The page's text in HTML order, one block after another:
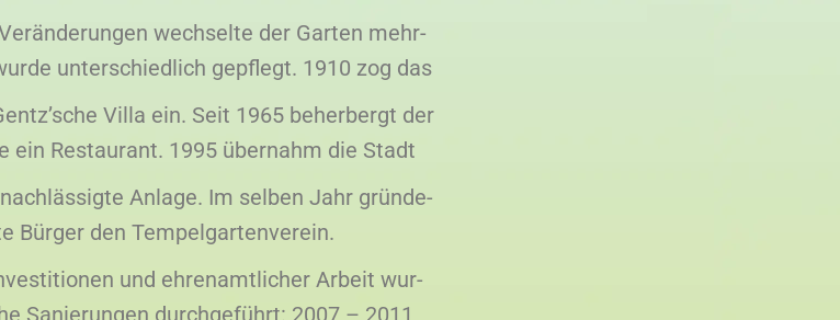
wechselte der Garten mehr-
unterschiedlich gepflegt. 1910 zog das
Villa ein. Seit 1965 beherbergt der
ein Restaurant. 1995 übernahm die Stadt
Anlage. Im selben Jahr gründe-
Bürger den Tempelgartenverein.
und ehrenamtlicher Arbeit wur-
Sanierungen durchgeführt: 2007 – 2011